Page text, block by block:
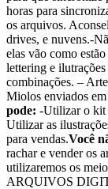
horas para
os arquivos.
drives, e nuvens.-
elas vão como
lettering e
combinações. –
Miolos enviados
pode: -Utilizar o kit
Utilizar as
para vendas.Você
rachar e vender os
utilizaremos os
ARQUIVOS